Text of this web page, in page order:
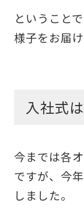
ということ
様子をお届
入社式
今までは各
ですが、今
しました。